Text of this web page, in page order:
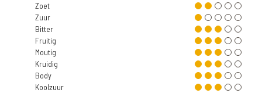
Zoet
Zuur
Bitter
Fruitig
Moutig
Kruidig
Body
Koolzuur